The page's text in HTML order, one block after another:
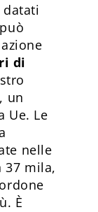
di
, un
Ue. Le
nelle
37 mila,
È